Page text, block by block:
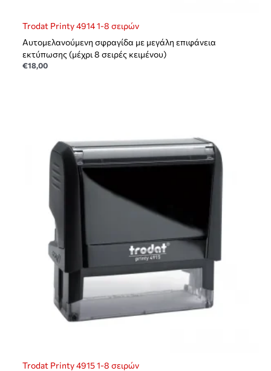
Trodat Printy 4914 1-8 σειρών
Αυτομελανούμενη σφραγίδα με μεγάλη επιφάνεια
εκτύπωσης (μέχρι 8 σειρές κειμένου)
€18,00
Trodat Printy 4915 1-8 σειρών